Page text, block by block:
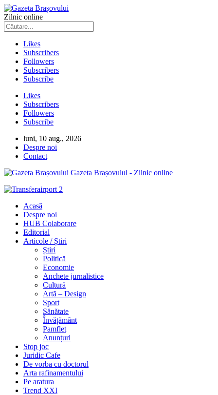
Zilnic online
Likes
Subscribers
Followers
Subscribers
Subscribe
Likes
Subscribers
Followers
Subscribe
luni, 10 aug., 2026
Despre noi
Contact
Gazeta Brașovului - Zilnic online
Acasă
Despre noi
HUB Colaborare
Editorial
Articole / Știri
Știri
Politică
Economie
Anchete jurnalistice
Cultură
Artă – Design
Sport
Sănătate
Învățământ
Pamflet
Anunțuri
Stop joc
Juridic Cafe
De vorba cu doctorul
Arta rafinamentului
Pe aratura
Trend XXI